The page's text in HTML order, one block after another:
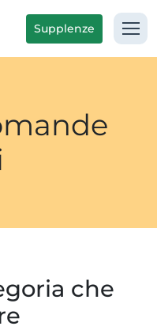
Supplenze
che